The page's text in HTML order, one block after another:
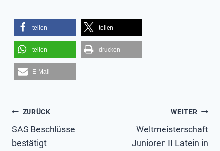
teilen teilen
teilen drucken
E-Mail
Beitragsnavigation
ZURÜCK
SAS Beschlüsse
bestätigt
WEITER
Weltmeisterschaft
Junioren II Latein in